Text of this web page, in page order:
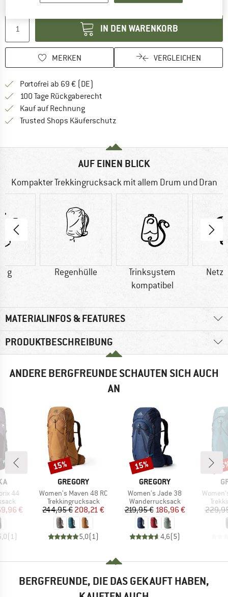
IN DEN WARENKORB
MERKEN VERGLEICHEN
Portofrei ab 69 € (DE)
100 Tage Rückgaberecht
Kauf auf RechnungFinde die Zahlungs-Infos hier! Öffnet
Trusted Shops Käuferschutz
AUF EINEN BLICK
Kompakter Trekkingrucksack mit allem Drum und Dran
g Regenhülle
Trinksystem
kompatibel
MATERIALINFOS & FEATURES
PRODUKTBESCHREIBUNG
ANDERE BERGFREUNDE SCHAUTEN SICH AUCH
AN
44
Preis
€
( 1)
MARKE
GREGORY
Artikel
Women's Maven 48 RC
Produktgruppe
Trekkingrucksack
Preis
244,95 €reduzierter Preis
208,21 €
5,0( 1)
Rabatt
15%
MARKE
GREGORY
Artikel
Women's Jade 38
Produktgruppe
Wanderrucksack
Preis
219,95 € reduzierter Preis
186,96 €
4,6(5)
Rabatt
15%
Artikel
BERGFREUNDE, DIE DAS GEKAUFT HABEN,